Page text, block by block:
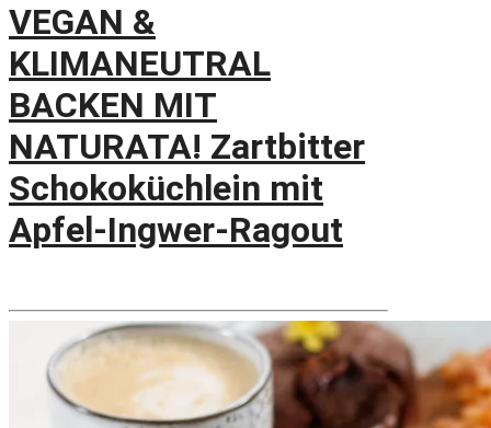
VEGAN &
KLIMANEUTRAL
BACKEN MIT
NATURATA! Zartbitter
Schokoküchlein mit
Apfel-Ingwer-Ragout